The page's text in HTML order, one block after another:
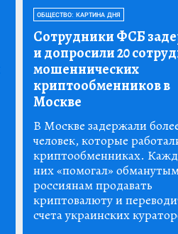
ОБЩЕСТВО: КАРТИНА ДНЯ
Сотрудники ФСБ
и допросили 20
мошеннических
криптообменников в
Москве
В Москве задержали
человек, которые
криптообменниках.
них «помогал»
россиянам продавать
криптовалюту и
счета украинских